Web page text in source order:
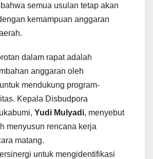
semua usulan tetap akan
kemampuan anggaran
dalam rapat adalah
anggaran oleh
untuk mendukung program-
Kepala Disbudpora
Yudi Mulyadi, menyebut
menyusun rencana kerja
matang.
untuk mengidentifikasi